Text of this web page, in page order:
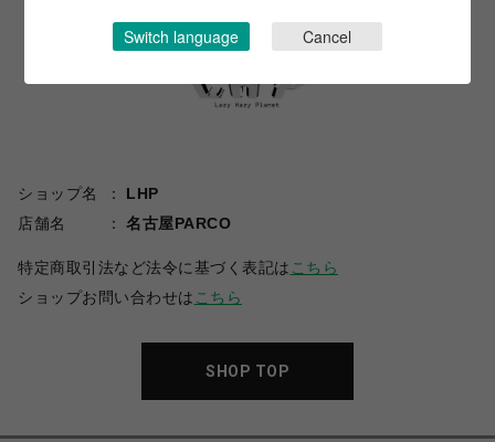
ショップ名
LHP
店舗名
名古屋PARCO
特定商取引法など法令に基づく表記は こちら
ショップお問い合わせは こちら
SHOP TOP
Switch language Cancel